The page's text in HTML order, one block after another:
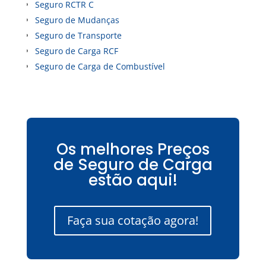
Seguro RCTR C
Seguro de Mudanças
Seguro de Transporte
Seguro de Carga RCF
Seguro de Carga de Combustível
Os melhores Preços
de Seguro de Carga
estão aqui!
Faça sua cotação agora!